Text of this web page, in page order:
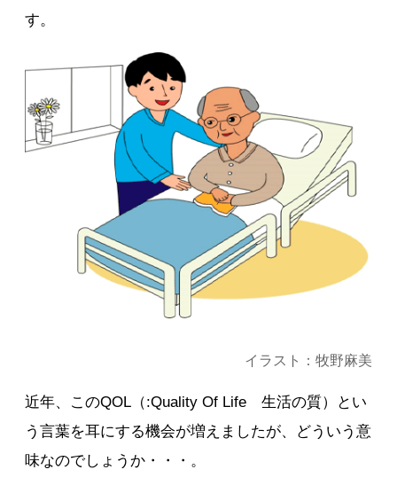
す。
イラスト：牧野麻美
近年、このQOL（:Quality Of Life 生活の質）とい
う言葉を耳にする機会が増えましたが、どういう意
味なのでしょうか・・・。